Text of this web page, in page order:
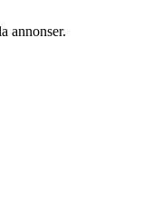
annonser.